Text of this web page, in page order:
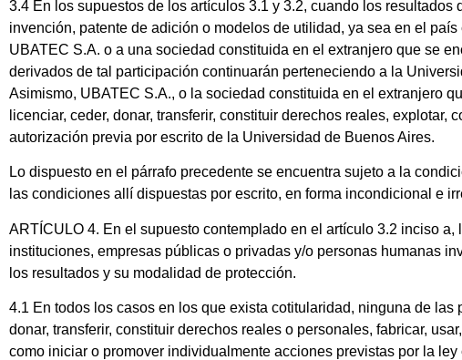
3.4 En los supuestos de los artículos 3.1 y 3.2, cuando los
invención, patente de adición o modelos de utilidad, ya sea en el
UBATEC S.A. o a una sociedad constituida en el extranjero que se
derivados de tal participación continuarán perteneciendo a la
Asimismo, UBATEC S.A., o la sociedad constituida en el extranjero
licenciar, ceder, donar, transferir, constituir derechos reales,
autorización previa por escrito de la Universidad de Buenos Aires.
Lo dispuesto en el párrafo precedente se encuentra sujeto a la
las condiciones allí dispuestas por escrito, en forma incondicional e
ARTÍCULO 4. En el supuesto contemplado en el artículo 3.2 inciso
instituciones, empresas públicas o privadas y/o personas humanas
los resultados y su modalidad de protección.
4.1 En todos los casos en los que exista cotitularidad, ninguna de
donar, transferir, constituir derechos reales o personales, fabricar,
como iniciar o promover individualmente acciones previstas por la